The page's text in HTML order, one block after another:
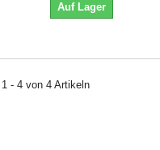
Auf Lager
- 4 von 4 Artikeln